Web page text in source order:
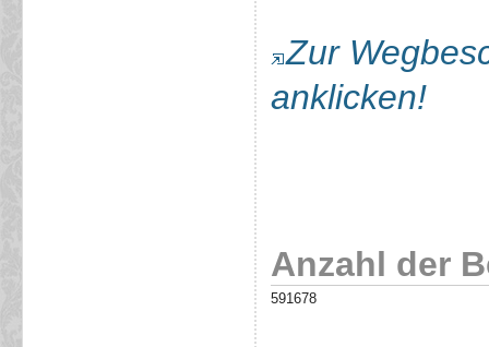
Zur
anklicken!
Anzahl der
591678